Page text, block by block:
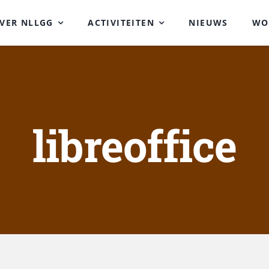
NLLGG ACTIVITEITEN NIEUWS
libreoffice